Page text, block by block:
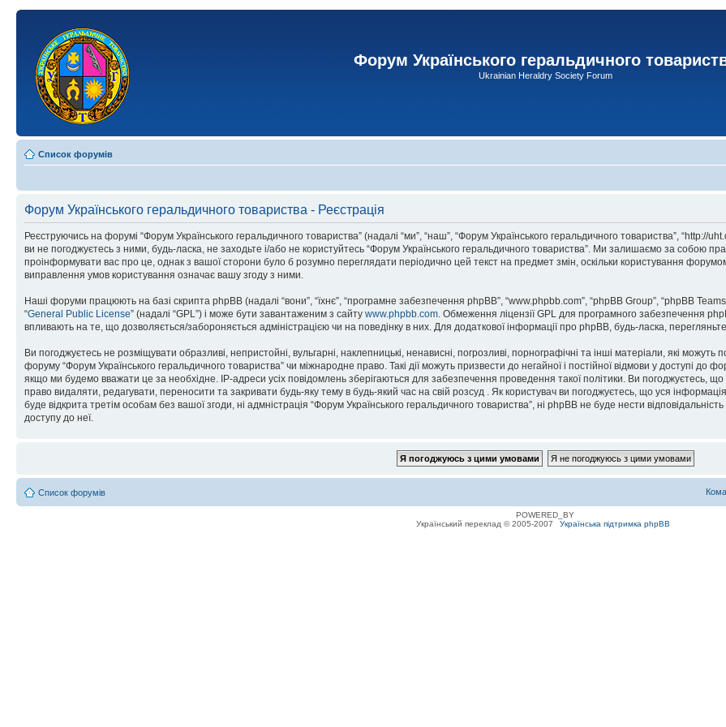
Форум Українського геральдичного
Ukrainian Heraldry Society Forum
Список форумів
Форум Українського геральдичного товариства - Реєстрація
Реєструючись на форумі “Форум Українського геральдичного товариства” (надалі “ми”, “наш”, “Форум Українського геральдичного товариства”,
ви не погоджуєтесь з ними, будь-ласка, не заходьте і/або не користуйтесь “Форум Українського геральдичного товариства”. Ми залишаємо за собою
проінформувати вас про це, однак з вашої сторони було б розумно переглядати періодично цей текст на предмет змін, оскільки користування
виправлення умов користування означає вашу згоду з ними.
Наші форуми працюють на базі скрипта phpBB (надалі “вони”, “їхнє”, “програмне забезпечення phpBB”, “www.phpbb.com”, “phpBB Group”, “phpBB
“General Public License” (надалі “GPL”) і може бути завантаженим з сайту www.phpbb.com. Обмеження ліцензії GPL для програмного забезпечення
впливають на те, що дозволяється/забороняється адміністрацією чи на поведінку в них. Для додаткової інформації про phpBB, будь-ласка,
Ви погоджуєтесь не розміщувати образливі, непристойні, вульгарні, наклепницькі, ненависні, погрозливі, порнографічні та інші матеріали, які
форуму “Форум Українського геральдичного товариства” чи міжнародне право. Такі дії можуть призвести до негайної і постійної відмови у доступі
якщо ми будемо вважати це за необхідне. IP-адреси усіх повідомлень зберігаються для забезпечення проведення такої політики. Ви погоджуєтесь,
право видаляти, редагувати, переносити та закривати будь-яку тему в будь-який час на свій розсуд . Як користувач ви погоджуєтесь, що уся
буде відкрита третім особам без вашої згоди, ні адмністрація “Форум Українського геральдичного товариства”, ні phpBB не буде нести
доступу до неї.
Список форумів
POWERED_BY
Український переклад © 2005-2007
Українська підтримка phpBB